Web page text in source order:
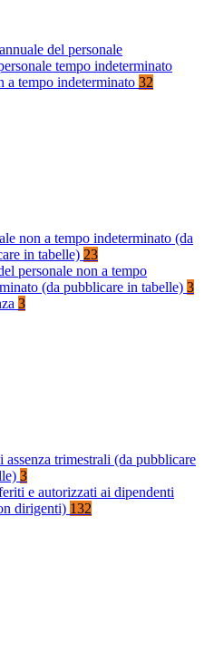
del personale
tempo indeterminato
a tempo indeterminato 32
non a tempo indeterminato (da
in tabelle) 23
personale non a tempo
(da pubblicare in tabelle) 3
3
assenza trimestrali (da pubblicare
3
e autorizzati ai dipendenti
dirigenti) 132